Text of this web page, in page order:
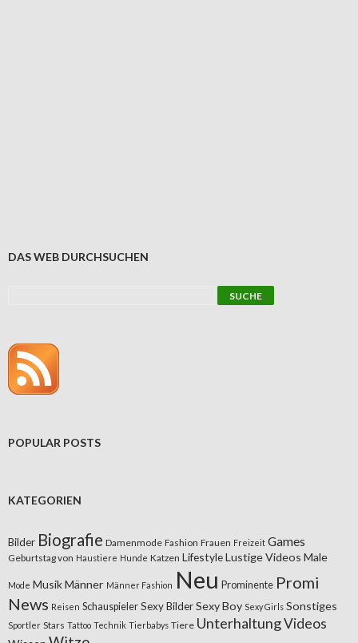
DAS WEB DURCHSUCHEN
POPULAR POSTS
KATEGORIEN
Bilder Biografie Damenmode Fashion Frauen Freizeit Games
Geburtstag von Haustiere Hunde Katzen LifestyleLustige Videos Male
Mode MusikMänner Männer Fashion Neu Prominente Promi
News Reisen Schauspieler Sexy BilderSexy Boy Sexy Girls Sonstiges
Sportler Stars Tattoo Technik Tierbabys Tiere UnterhaltungVideos